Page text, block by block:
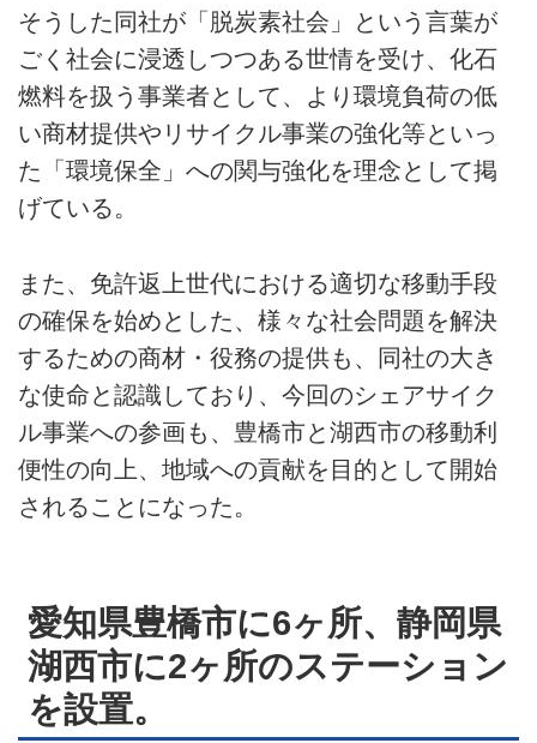
そうした同社が「脱炭素社会」という言葉が
ごく社会に浸透しつつある世情を受け、化石
燃料を扱う事業者として、より環境負荷の低
い商材提供やリサイクル事業の強化等といっ
た「環境保全」への関与強化を理念として掲
げている。
また、免許返上世代における適切な移動手段
の確保を始めとした、様々な社会問題を解決
するための商材・役務の提供も、同社の大き
な使命と認識しており、今回のシェアサイク
ル事業への参画も、豊橋市と湖西市の移動利
便性の向上、地域への貢献を目的として開始
されることになった。
愛知県豊橋市に6ヶ所、静岡県
湖西市に2ヶ所のステーション
を設置。